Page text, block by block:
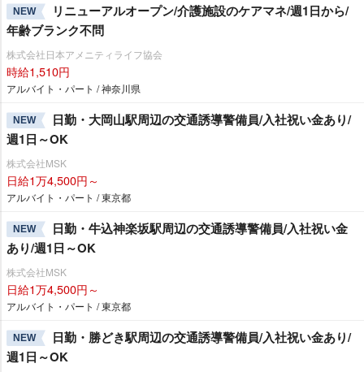
NEW
リニューアルオープン/介護施設のケアマネ/週1日から/
年齢ブランク不問
株式会社日本アメニティライフ協会
時給1,510円
アルバイト・パート / 神奈川県
NEW
日勤・大岡山駅周辺の交通誘導警備員/入社祝い金あり/
週1日～OK
株式会社MSK
日給1万4,500円～
アルバイト・パート / 東京都
NEW
日勤・牛込神楽坂駅周辺の交通誘導警備員/入社祝い金
あり/週1日～OK
株式会社MSK
日給1万4,500円～
アルバイト・パート / 東京都
NEW
日勤・勝どき駅周辺の交通誘導警備員/入社祝い金あり/
週1日～OK